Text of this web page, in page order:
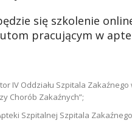
się szkolenie
pracującym w
IV Oddziału Szpitala
Chorób Zakaźnych”;
Szpitalnej Szpitala